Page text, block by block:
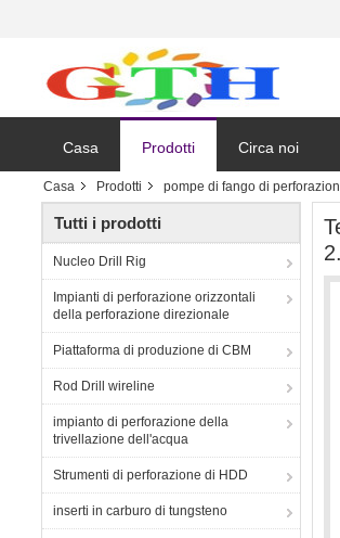
Casa Prodotti Circa noi
Casa Prodotti pompe di fango di
Tutti i prodotti
Nucleo Drill Rig
Impianti di perforazione orizzontali
della perforazione direzionale
Piattaforma di produzione di CBM
Rod Drill wireline
impianto di perforazione della
trivellazione dell'acqua
Strumenti di perforazione di HDD
inserti in carburo di tungsteno